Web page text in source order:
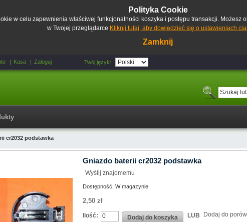
Polityka Cookie
w celu zapewnienia właściwej funkcjonalności koszyka i postępu transakcji.
w Twojej przeglądarce Kliknij tutaj, aby dowiedzieć się o ustawieniach
Zamknij
Kasa Zaloguj Twój język:
cr2032 podstawka
Gniazdo baterii cr2032 podstawka
Wyślij znajomemu
Dostępność: W magazynie
2,50 zł
Ilość: Dodaj do koszyka LUB Dodaj do